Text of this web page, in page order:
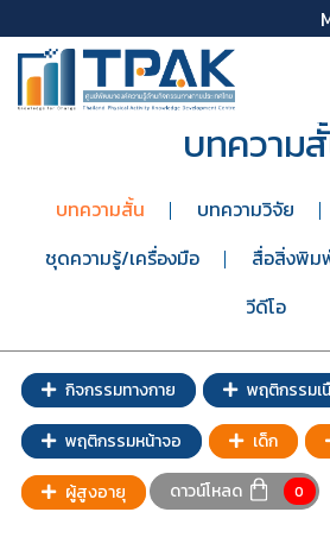
บทความ
บทความสั้น บทความวิจัย
ชุดความรู้/เครื่องมือ
สื่อสิ่งพิม
วีดีโอ
กิจกรรมทางกาย พฤติกรรมเ
พฤติกรรมหน้าจอ เด็ก
ผู้สูงอายุ ดาวน์โหลด 0